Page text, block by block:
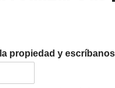
propiedad y